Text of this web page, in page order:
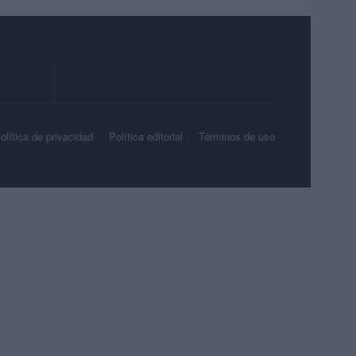
de privacidad Política editorial Términos de uso